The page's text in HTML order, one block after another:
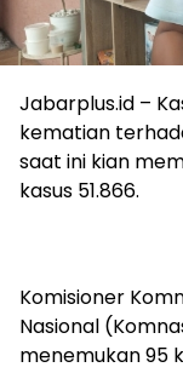
Jabarplus.id –
kematian
saat ini kian
kasus 51.866.
Komisioner
Nasional
menemukan 95